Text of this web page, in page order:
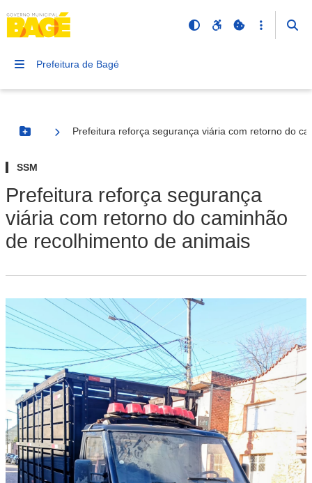
Prefeitura de Bagé
Botão Menu
Prefeitura reforça segurança viária com retorno do
SSM
Prefeitura reforça segurança
viária com retorno do caminhão
de recolhimento de animais